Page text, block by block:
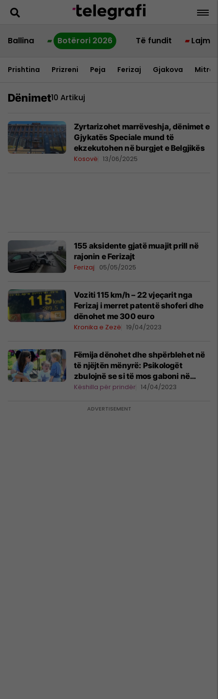
Ballina Botërori 2026 Të fundit Lajme
Prishtina Prizreni Peja Ferizaj Gjakova
Dënimet10 Artikuj
Zyrtarizohet marrëveshja, dënimet e
Gjykatës Speciale mund të
ekzekutohen në burgjet e Belgjikës
Kosovë 13/06/2025
155 aksidente gjatë muajit prill në
rajonin e Ferizajt
Ferizaj 05/05/2025
Voziti 115 km/h – 22 vjeçarit nga
Ferizaj i merret patentë shoferi dhe
dënohet me 300 euro
Kronika e Zezë 19/04/2023
Fëmija dënohet dhe shpërblehet në
të njëjtën mënyrë: Psikologët
zbulojnë se si të mos gaboni në
edukimin e tyre!
Këshilla për prindër 14/04/2023